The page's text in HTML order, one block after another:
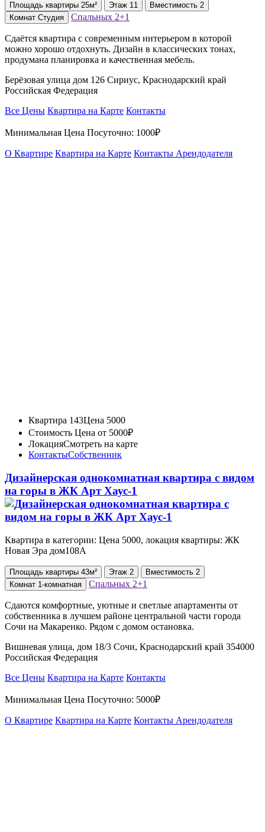
Площадь квартиры 25м² Этаж 11 Вместимость 2
Комнат Студия Спальных 2+1
Сдаётся квартира с современным интерьером в которой
можно хорошо отдохнуть. Дизайн в классических тонах,
продумана планировка и качественная мебель.
Берёзовая улица дом 126 Сириус, Краснодарский край
Российская Федерация
Все Цены Квартира на Карте Контакты
Минимальная Цена Посуточно: 1000₽
О Квартире Квартира на Карте Контакты Арендодателя
Квартира 143Цена 5000
Стоимость Цена от 5000₽
ЛокацияСмотреть на карте
КонтактыСобственник
Дизайнерская однокомнатная квартира с видом
на горы в ЖК Арт Хаус-1
Квартира в категории: Цена 5000, локация квартиры: ЖК
Новая Эра дом108А
Площадь квартиры 43м² Этаж 2 Вместимость 2
Комнат 1-комнатная Спальных 2+1
Сдаются комфортные, уютные и светлые апартаменты от
собственника в лучшем районе центральной части города
Сочи на Макаренко. Рядом с домом остановка.
Вишневая улица, дом 18/3 Сочи, Краснодарский край 354000
Российская Федерация
Все Цены Квартира на Карте Контакты
Минимальная Цена Посуточно: 5000₽
О Квартире Квартира на Карте Контакты Арендодателя